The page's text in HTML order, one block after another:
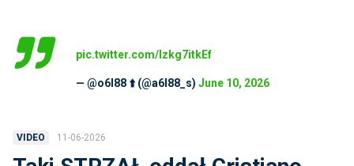
pic.twitter.com/Izkg7itkEf
— @o6l88 ⬆️ (@a6l88_s) June 10, 2026
VIDEO 11-06-2026